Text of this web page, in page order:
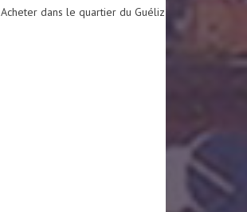
Acheter dans le quartier du Guéliz